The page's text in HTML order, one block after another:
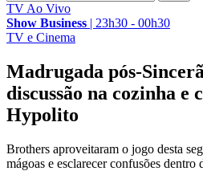
TV Ao Vivo
Show Business | 23h30 - 00h30
TV e Cinema
Madrugada pós-
discussão na cozinha e
Hypolito
Brothers aproveitaram o jogo desta
mágoas e esclarecer confusões dentro